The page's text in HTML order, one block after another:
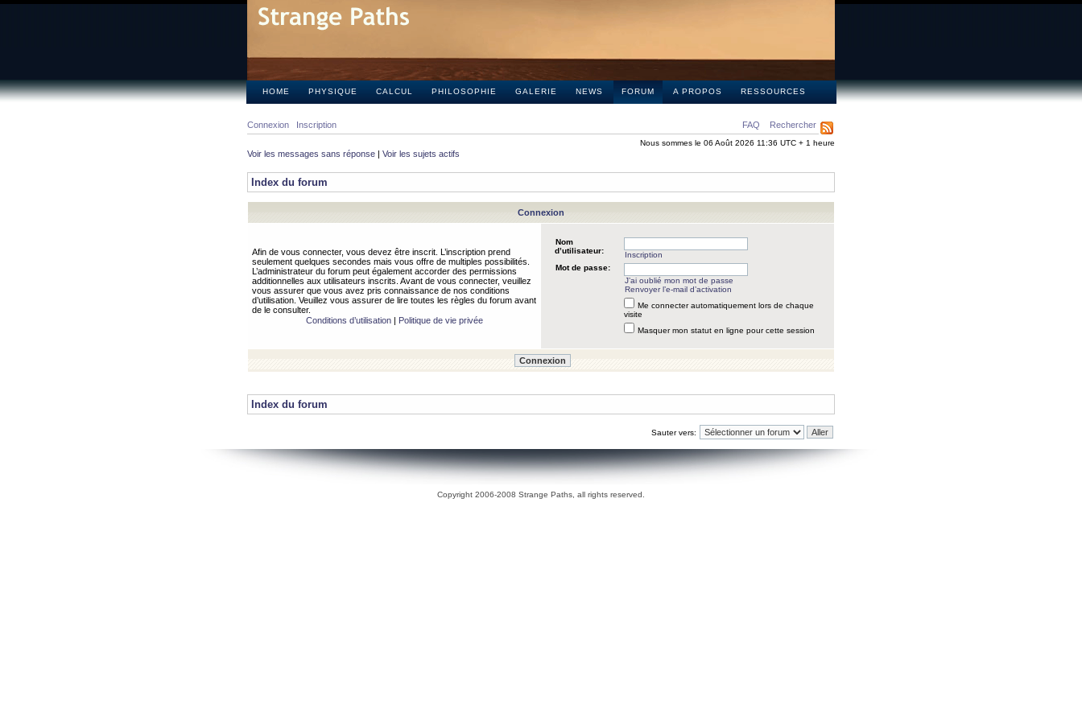
HOME PHYSIQUE CALCUL PHILOSOPHIE GALERIE NEWS FORUM A PROPOS RESSOURCES
FAQ Rechercher
Connexion Inscription
Nous sommes le 06 Août 2026 11:36 UTC + 1 heure
Voir les messages sans réponse | Voir les sujets actifs
Index du forum
Connexion
Afin de vous connecter, vous devez être inscrit. L’inscription prend
seulement quelques secondes mais vous offre de multiples possibilités.
L’administrateur du forum peut également accorder des permissions
additionnelles aux utilisateurs inscrits. Avant de vous connecter, veuillez
vous assurer que vous avez pris connaissance de nos conditions
d’utilisation. Veuillez vous assurer de lire toutes les règles du forum avant
de le consulter.
Conditions d’utilisation| Politique de vie privée
Nom
d’utilisateur:
Inscription
Mot de passe:
J’ai oublié mon mot de passe
Renvoyer l’e-mail d’activation
Me connecter automatiquement lors de chaque
visite
Masquer mon statut en ligne pour cette session
Index du forum
Sauter vers:
Copyright 2006-2008 Strange Paths, all rights reserved.